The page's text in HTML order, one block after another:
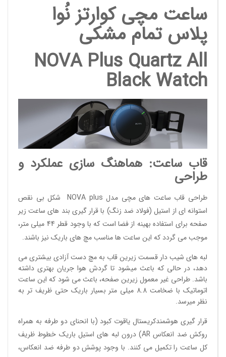
ساعت مچی کوارتز نُوا
پلاس تمام مشکی
NOVA Plus Quartz All
Black Watch
قاب ساعت: هماهنگ سازی عملکرد و
طراحی
طراحی قاب ساعت های مچی مدل NOVA plus شکل بی نقص
استوانه ای از استیل (فولاد ضد زنگ) با قرار گیری بند های ساعت زیر
صفحه برای استفاده بهینه از فضا است که با وجود قطر 44 میلی متر،
موجب می گردد که این ساعت ها مناسب مچ های باریک نیز باشند.
لبه های شیب دار قسمت زیرین قاب به مچ دست آزادی بیشتری می
دهد، در حالی که باعث میشود تا گردش هوا جریان بهتری داشته
باشد. طراحی غیر معمول زیرین صفحه، باعث می شود که این ساعت
اتوماتیک با ضخامت 8.8 میلی متر بسیار باریک حتی ظریف تر به
نظر میرسد.
قرار گیری هوشمندکریستال یاقوت کبود (با انحنای دو طرفه به همراه
روکش ضد انعکاس AR) درون لبه های استیل باریک خطوط ظریف
کل ساعت را تکمیل می کنند. با وجود پوشش دو طرفه ضد انعکاس،